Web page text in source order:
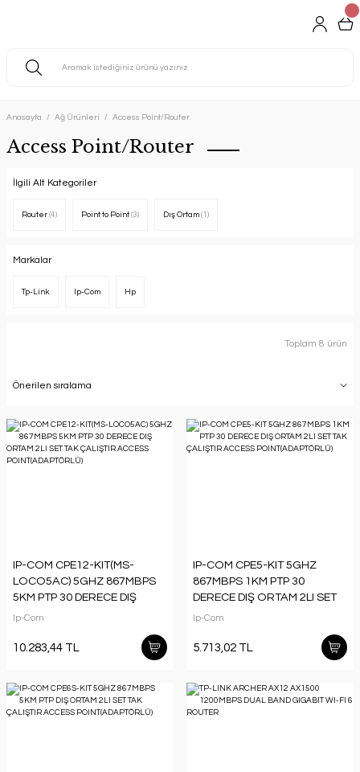
Anasayfa Ağ Ürünleri Access Point/Router
Access Point/Router
İlgili Alt Kategoriler
Router (4) Point to Point (3) Dış Ortam (1)
Markalar
Tp-Link Ip-Com Hp
Toplam 8 ürün
IP-COM CPE12-KIT(MS-
LOCO5AC) 5GHZ 867MBPS
5KM PTP 30 DERECE DIŞ
ORTAM 2LI SET TAK ÇALIŞTIR
Ip-Com
10.283,44 TL
IP-COM CPE5-KIT 5GHZ
867MBPS 1KM PTP 30
DERECE DIŞ ORTAM 2LI SET
TAK ÇALIŞTIR ACCESS
Ip-Com
5.713,02 TL